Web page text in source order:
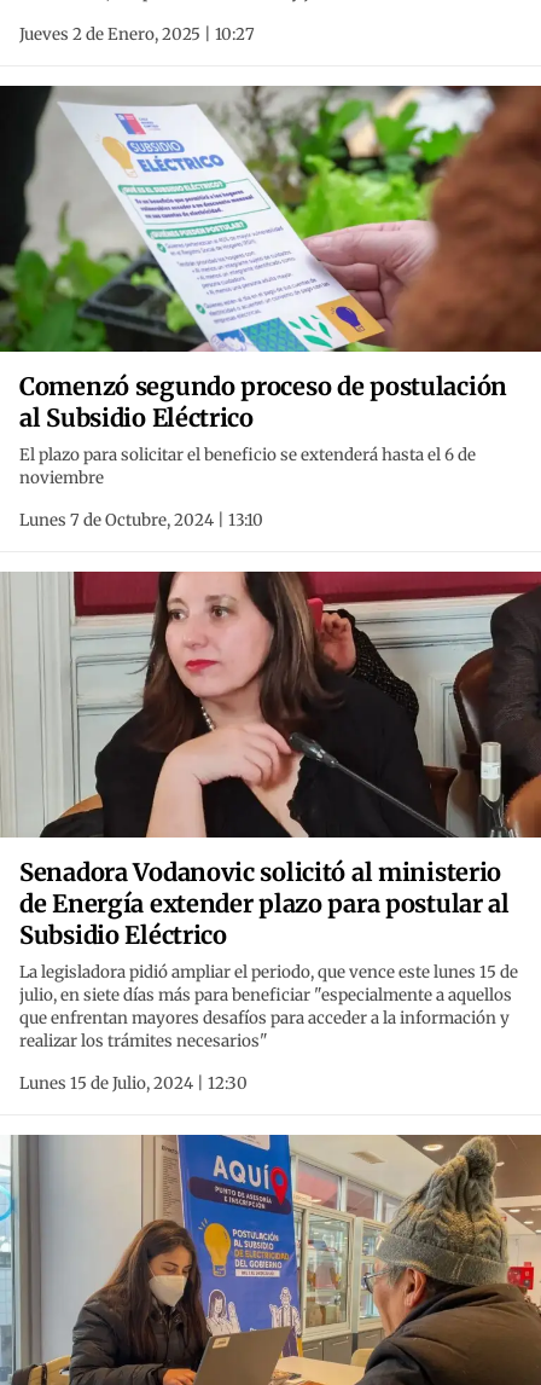
Jueves 2 de Enero, 2025 | 10:27
Comenzó segundo proceso de postulación
al Subsidio Eléctrico
El plazo para solicitar el beneficio se extenderá hasta el 6 de
noviembre
Lunes 7 de Octubre, 2024 | 13:10
Senadora Vodanovic solicitó al ministerio
de Energía extender plazo para postular al
Subsidio Eléctrico
La legisladora pidió ampliar el periodo, que vence este lunes 15 de
julio, en siete días más para beneficiar "especialmente a aquellos
que enfrentan mayores desafíos para acceder a la información y
realizar los trámites necesarios"
Lunes 15 de Julio, 2024 | 12:30